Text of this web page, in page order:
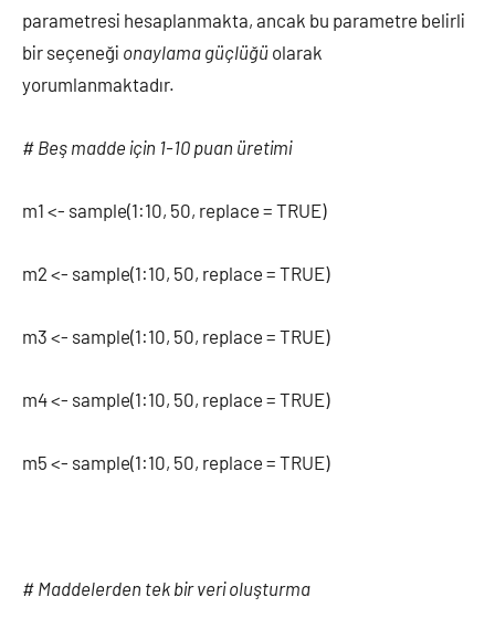
parametresi hesaplanmakta, ancak bu parametre belirli
bir seçeneği onaylama güçlüğü olarak
yorumlanmaktadır.
# Beş madde için 1-10 puan üretimi
m1 <- sample(1:10, 50, replace = TRUE)
m2 <- sample(1:10, 50, replace = TRUE)
m3 <- sample(1:10, 50, replace = TRUE)
m4 <- sample(1:10, 50, replace = TRUE)
m5 <- sample(1:10, 50, replace = TRUE)
# Maddelerden tek bir veri oluşturma